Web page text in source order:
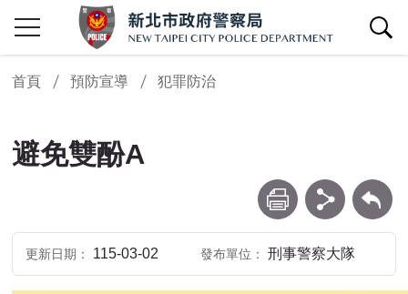
查詢區開關
首頁 預防宣導 犯罪防治
避免雙酚A
列印 分享 回上一頁
更新日期 115-03-02 發布單位 刑事警察大隊